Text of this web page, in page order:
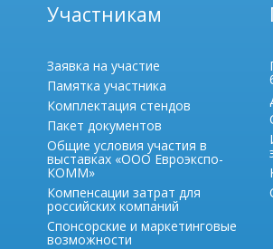
Участникам
Заявка на участие
Памятка участника
Комплектация стендов
Пакет документов
Общие условия участия в
выставках «ООО Евроэкспо-
КОММ»
Компенсации затрат для
российских компаний
Спонсорские и маркетинговые
возможности